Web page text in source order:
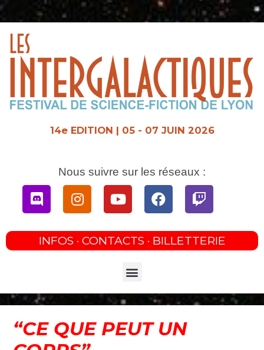
Aller
au
14e EDITION | 05 - 07 JUIN 2026
Nous suivre sur les réseaux :
DiscordInstagramYoutubeFacebookTwitch
INFOS · CONTACTS · BILLETTERIE
Menu
“CE QUE PEUT UN